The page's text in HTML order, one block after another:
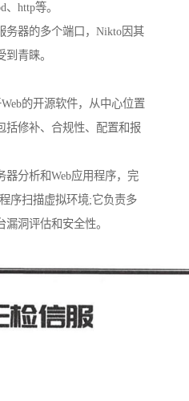
http等。
务器的多个端口，Nikto因其
青睐。
的开源软件，从中心位置
括修补、合规性、配置和报
器分析和Web应用程序，完
序扫描虚拟环境;它负责多
洞评估和安全性。